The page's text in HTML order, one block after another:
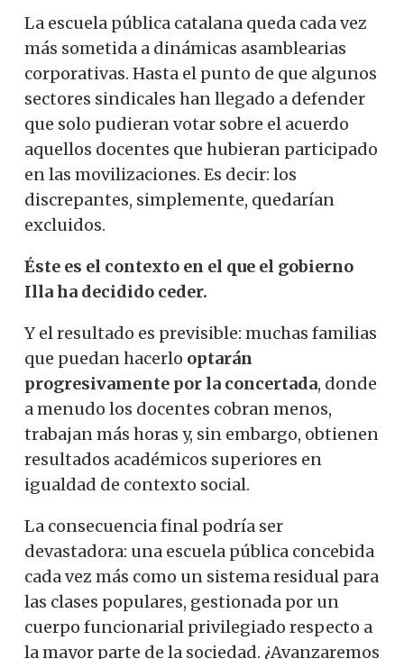
La escuela pública catalana queda cada vez
más sometida a dinámicas asamblearias
corporativas. Hasta el punto de que algunos
sectores sindicales han llegado a defender
que solo pudieran votar sobre el acuerdo
aquellos docentes que hubieran participado
en las movilizaciones. Es decir: los
discrepantes, simplemente, quedarían
excluidos.
Éste es el contexto en el que el gobierno
Illa ha decidido ceder.
Y el resultado es previsible: muchas familias
que puedan hacerlo optarán
progresivamente por la concertada, donde
a menudo los docentes cobran menos,
trabajan más horas y, sin embargo, obtienen
resultados académicos superiores en
igualdad de contexto social.
La consecuencia final podría ser
devastadora: una escuela pública concebida
cada vez más como un sistema residual para
las clases populares, gestionada por un
cuerpo funcionarial privilegiado respecto a
la mayor parte de la sociedad. ¿Avanzaremos